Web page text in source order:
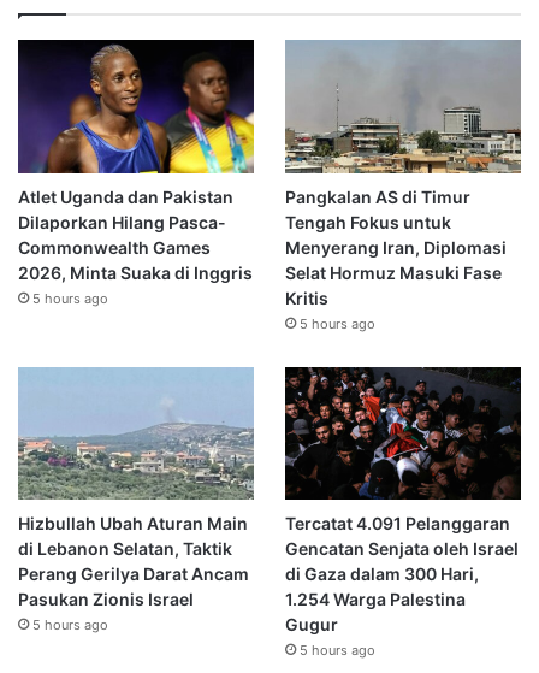
Atlet Uganda dan Pakistan
Dilaporkan Hilang Pasca-
Commonwealth Games
2026, Minta Suaka di Inggris
5 hours ago
Pangkalan AS di Timur
Tengah Fokus untuk
Menyerang Iran, Diplomasi
Selat Hormuz Masuki Fase
Kritis
5 hours ago
Hizbullah Ubah Aturan Main
di Lebanon Selatan, Taktik
Perang Gerilya Darat Ancam
Pasukan Zionis Israel
5 hours ago
Tercatat 4.091 Pelanggaran
Gencatan Senjata oleh Israel
di Gaza dalam 300 Hari,
1.254 Warga Palestina
Gugur
5 hours ago